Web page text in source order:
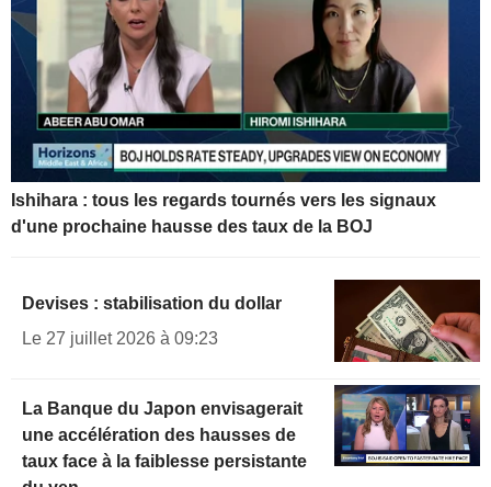
Ishihara : tous les regards tournés vers les signaux
d'une prochaine hausse des taux de la BOJ
Devises : stabilisation du dollar
Le 27 juillet 2026 à 09:23
La Banque du Japon envisagerait
une accélération des hausses de
taux face à la faiblesse persistante